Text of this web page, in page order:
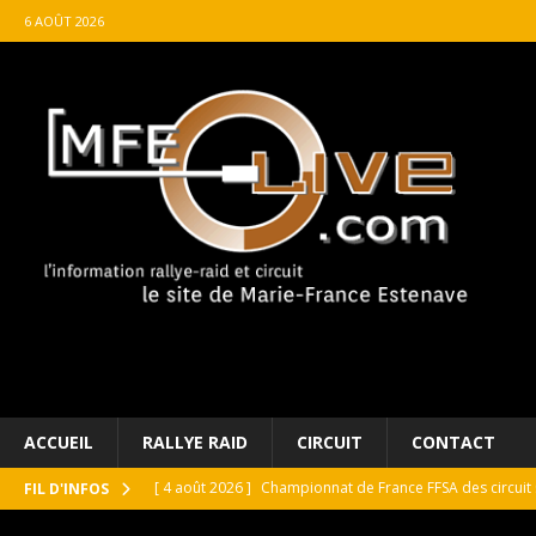
6 AOÛT 2026
ACCUEIL RALLYE RAID CIRCUIT CONTACT
FIL D'INFOS [ 4 août 2026 ] Championnat de France FFSA des